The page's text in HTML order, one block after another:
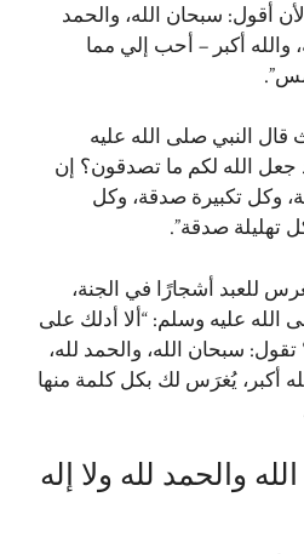
أقول: سبحان الله، والحمد
والله أكبر – أحب إلي مما
قال النبي صلى الله عليه
الله لكم ما تصدقون؟ إن
وكل تكبيرة صدقة، وكل
تهليلة صدقة”.
للعبد أشجارًا في الجنة،
الله عليه وسلم: “ألا أدلك على
سبحان الله، والحمد لله،
أكبر، يُغرَس لك بكل كلمة منها
والحمد لله ولا إله